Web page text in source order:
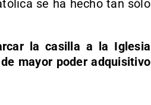
se ha hecho tan sólo
la casilla a la Iglesia
mayor poder adquisitivo